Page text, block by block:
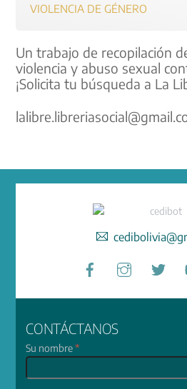
VIOLENCIA DE GÉNERO
Un trabajo de recopilación
violencia y abuso sexual
¡Solicita tu búsqueda a La
Facebook
CONTÁCTANOS
Su nombre*